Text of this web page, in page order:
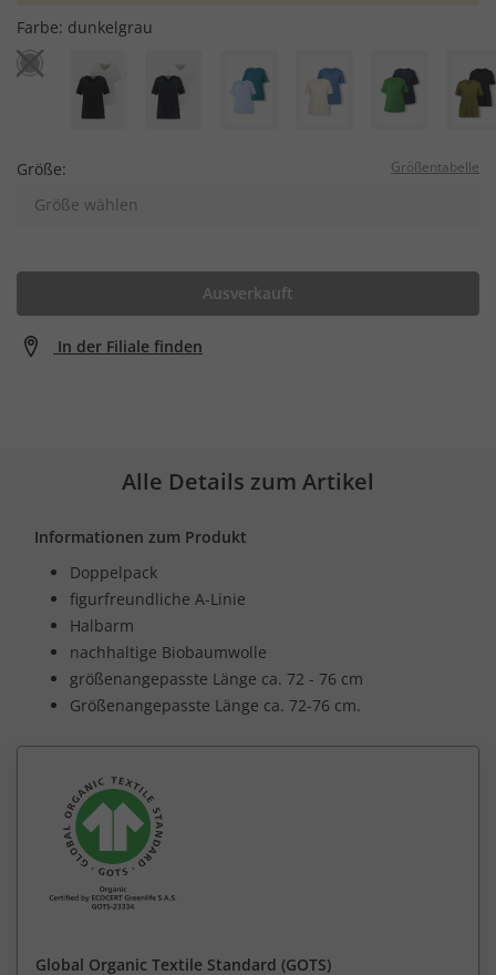
Farbe: dunkelgrau
Größe: Größentabelle
Größe wählen
Ausverkauft
In der Filiale finden
Alle Details zum Artikel
Informationen zum Produkt
Doppelpack
figurfreundliche A-Linie
Halbarm
nachhaltige Biobaumwolle
größenangepasste Länge ca. 72 - 76 cm
Größenangepasste Länge ca. 72-76 cm.
Global Organic Textile Standard (GOTS)